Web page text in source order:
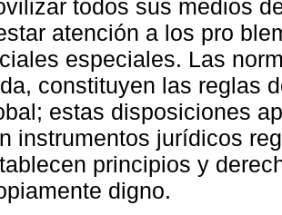
todos sus medios
atención a los pro
especiales. Las
constituyen las reglas
estas disposiciones
instrumentos jurídicos
principios y
digno.